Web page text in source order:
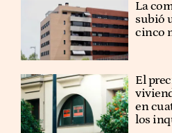
La
subió
cinco
El
en
los